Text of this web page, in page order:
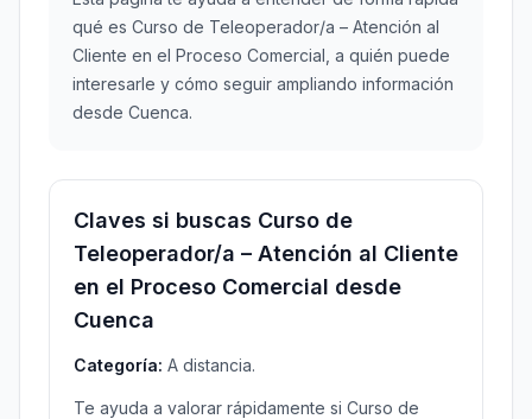
qué es Curso de Teleoperador/a – Atención al
Cliente en el Proceso Comercial, a quién puede
interesarle y cómo seguir ampliando información
desde Cuenca.
Claves si buscas Curso de
Teleoperador/a – Atención al Cliente
en el Proceso Comercial desde
Cuenca
Categoría: A distancia.
Te ayuda a valorar rápidamente si Curso de